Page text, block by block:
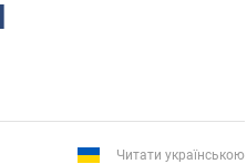
Читати українською